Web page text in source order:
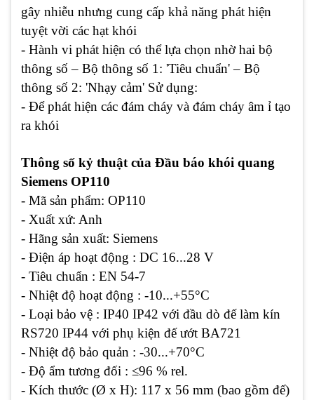
gây nhiễu nhưng cung cấp khả năng phát hiện
tuyệt vời các hạt khói
- Hành vi phát hiện có thể lựa chọn nhờ hai bộ
thông số – Bộ thông số 1: 'Tiêu chuẩn' – Bộ
thông số 2: 'Nhạy cảm' Sử dụng:
- Để phát hiện các đám cháy và đám cháy âm ỉ tạo
ra khói
Thông số kỷ thuật của Đầu báo khói quang
Siemens OP110
- Mã sản phẩm: OP110
- Xuất xứ: Anh
- Hãng sản xuất: Siemens
- Điện áp hoạt động : DC 16...28 V
- Tiêu chuẩn : EN 54-7
- Nhiệt độ hoạt động : -10...+55°C
- Loại bảo vệ : IP40 IP42 với đầu dò đế làm kín
RS720 IP44 với phụ kiện đế ướt BA721
- Nhiệt độ bảo quản : -30...+70°C
- Độ ẩm tương đối : ≤96 % rel.
- Kích thước (Ø x H): 117 x 56 mm (bao gồm đế)